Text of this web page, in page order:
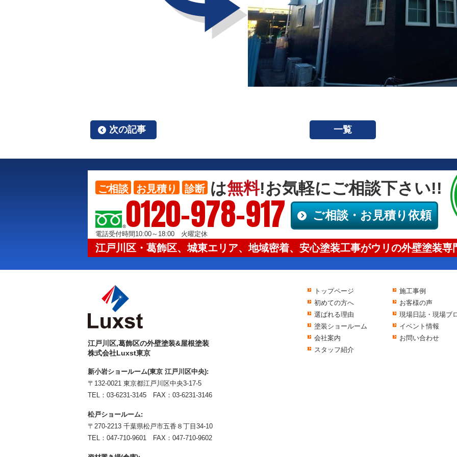
次の記事 一覧
ご相談 お見積り 診断 は無料!お気軽にご相談下さい!!
0120-978-917
電話受付時間10:00～18:00 火曜定休
ご相談・お見積り依頼
江戸川区・葛飾区、城東エリア、地域密着、安心塗装工事がウリの外壁塗装専
江戸川区,葛飾区の外壁塗装&屋根塗装
株式会社Luxst東京
新小岩ショールーム(東京 江戸川区中央):
〒132-0021 東京都江戸川区中央3-17-5
TEL： 03-6231-3145 FAX：03-6231-3146
松戸ショールーム:
〒270-2213 千葉県松戸市五香８丁目34-10
TEL： 047-710-9601 FAX：047-710-9602
トップページ
初めての方へ
選ばれる理由
塗装ショールーム
会社案内
スタッフ紹介
施工事例
お客様の声
現場日誌・現場ブ
イベント情報
お問い合わせ